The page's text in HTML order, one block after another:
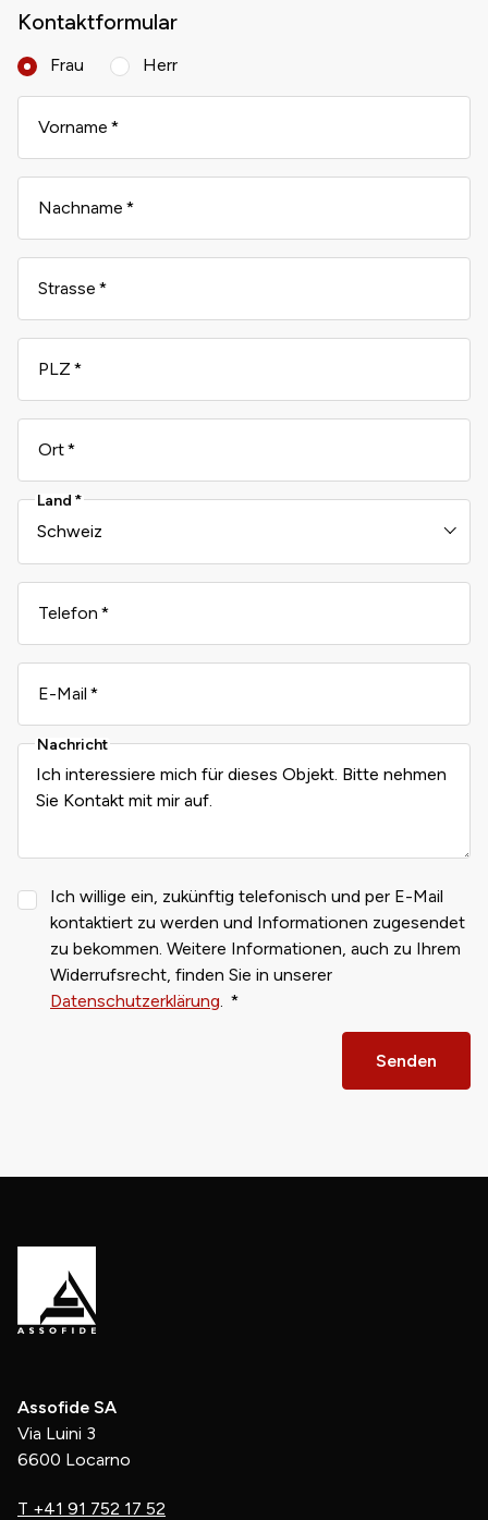
Kontaktformular
Frau Herr
Vorname
Nachname
Strasse
PLZ
Ort
Land
Telefon
E-Mail
Nachricht
Ich willige ein, zukünftig telefonisch und per E-Mail
kontaktiert zu werden und Informationen zugesendet
zu bekommen. Weitere Informationen, auch zu Ihrem
Widerrufsrecht, finden Sie in unserer
Datenschutzerklärung.
Senden
Assofide SA
Via Luini 3
6600 Locarno
T +41 91 752 17 52